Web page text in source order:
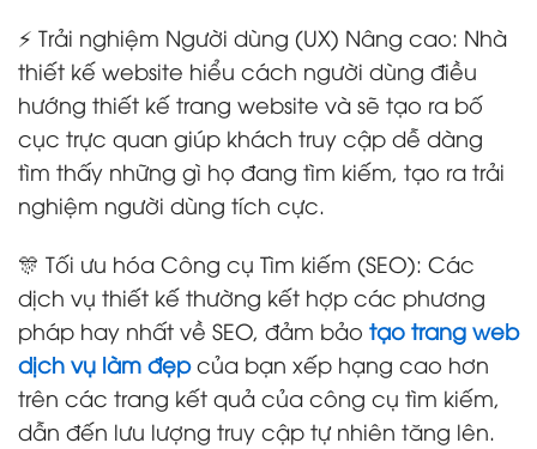
⚡ Trải nghiệm Người dùng (UX) Nâng cao: Nhà
thiết kế website hiểu cách người dùng điều
hướng thiết kế trang website và sẽ tạo ra bố
cục trực quan giúp khách truy cập dễ dàng
tìm thấy những gì họ đang tìm kiếm, tạo ra trải
nghiệm người dùng tích cực.
🎊 Tối ưu hóa Công cụ Tìm kiếm (SEO): Các
dịch vụ thiết kế thường kết hợp các phương
pháp hay nhất về SEO, đảm bảo tạo trang web
dịch vụ làm đẹpcủa bạn xếp hạng cao hơn
trên các trang kết quả của công cụ tìm kiếm,
dẫn đến lưu lượng truy cập tự nhiên tăng lên.